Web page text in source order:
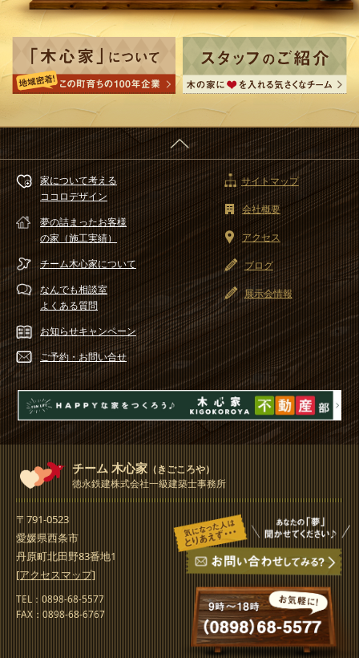
家について考える
ココロデザイン
夢の詰まったお客様
の家（施工実績）
チーム木心家について
なんでも相談室
よくある質問
お知らせキャンペーン
ご予約・ お問い合せ
サイトマップ
会社概要
アクセス
ブログ
展示会情報
チーム 木心家 （きごころや）
徳永鉄建株式会社一級建築士事務所
〒791-0523
愛媛県西条市
丹原町北田野83番地1
[アクセスマップ]
TEL：0898-68-5577
FAX：0898-68-6767